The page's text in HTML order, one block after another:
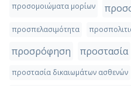
προσομοιώματα μορίων
προσπελασιμότητα
προσρόφηση προστασία
προστασία δικαιωμάτων ασθενών